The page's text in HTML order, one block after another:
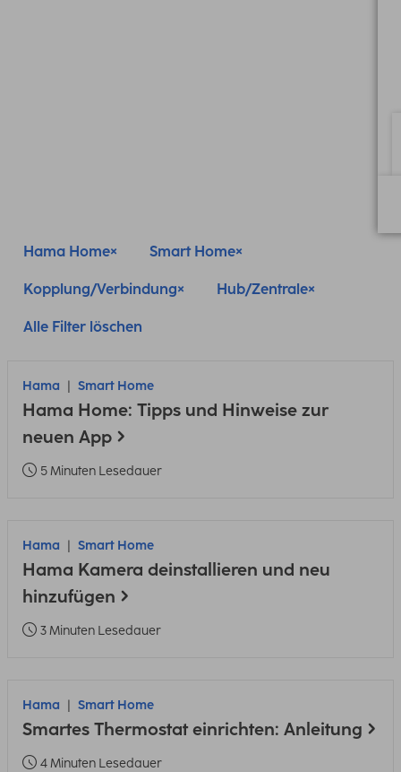
Hama Home Smart Home
Kopplung/Verbindung Hub/Zentrale
Alle Filter löschen
Hama Smart Home
Hama Home: Tipps und Hinweise zur
neuen App
5 Minuten Lesedauer
Hama Smart Home
Hama Kamera deinstallieren und neu
hinzufügen
3 Minuten Lesedauer
Hama Smart Home
Smartes Thermostat einrichten: Anleitung
4 Minuten Lesedauer